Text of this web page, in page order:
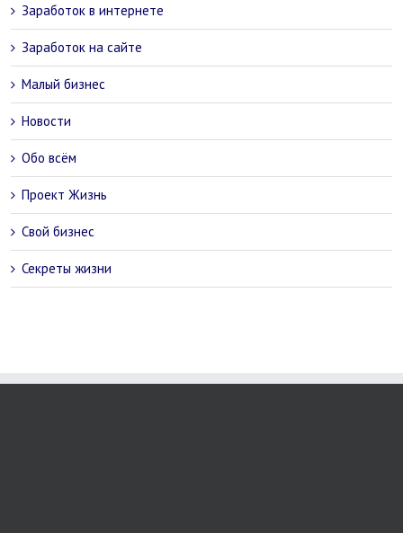
Заработок в интернете
Заработок на сайте
Малый бизнес
Новости
Обо всём
Проект Жизнь
Свой бизнес
Секреты жизни